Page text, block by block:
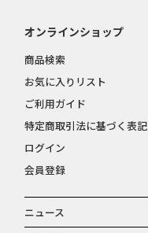
ニュース
オンラインショップ
商品検索
お気に入りリスト
ご利用ガイド
特定商取引法に基づく表記
ログイン
会員登録